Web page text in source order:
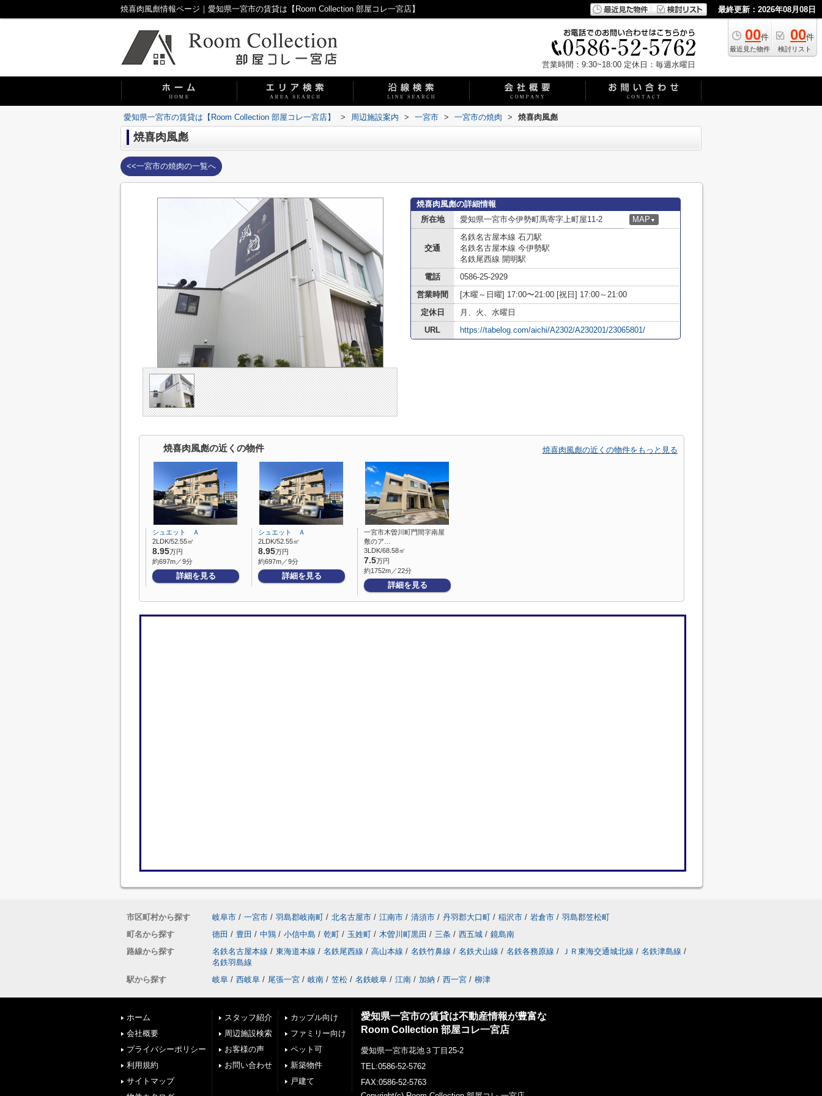
焼喜肉風彪情報ページ｜愛知県一宮市の賃貸は【Room Collection 部屋コレ一宮店】 最終更新：2026年08月08日
00件
最近見た物件
00件
検討リスト
営業時間：9:30~18:00 定休日：毎週水曜日
愛知県一宮市の賃貸は【Room Collection 部屋コレ一宮店】 > 周辺施設案内 > 一宮市 > 一宮市の焼肉 > 焼喜肉風彪
焼喜肉風彪
<<一宮市の焼肉の一覧へ
焼喜肉風彪の詳細情報
所在地
愛知県一宮市今伊勢町馬寄字上町屋11-2 MAP ▼
交通
名鉄名古屋本線 石刀駅
名鉄名古屋本線 今伊勢駅
名鉄尾西線 開明駅
電話
0586-25-2929
営業時間
[木曜～日曜] 17:00〜21:00 [祝日] 17:00～21:00
定休日
月、火、水曜日
URL
https://tabelog.com/aichi/A2302/A230201/23065801/
焼喜肉風彪の近くの物件 焼喜肉風彪の近くの物件をもっと見る
シュエット Ａ
2LDK/52.55㎡
8.95万円
約697m／9分
詳細を見る
シュエット Ａ
2LDK/52.55㎡
8.95万円
約697m／9分
詳細を見る
一宮市木曽川町門間字南屋
敷のア…
3LDK/68.58㎡
7.5万円
約1752m／22分
詳細を見る
市区町村から探す 岐阜市 / 一宮市 / 羽島郡岐南町 / 北名古屋市 / 江南市 / 清須市 / 丹羽郡大口町 / 稲沢市 / 岩倉市 / 羽島郡笠松町
町名から探す
徳田 / 豊田 / 中鶉 / 小信中島 / 乾町 / 玉姓町 / 木曽川町黒田 / 三条 / 西五城 / 鏡島南
路線から探す
名鉄名古屋本線 / 東海道本線 / 名鉄尾西線 / 高山本線 / 名鉄竹鼻線 / 名鉄犬山線 / 名鉄各務原線 / ＪＲ東海交通城北線 / 名鉄津島線 /
名鉄羽島線
駅から探す
岐阜 / 西岐阜 / 尾張一宮 / 岐南 / 笠松 / 名鉄岐阜 / 江南 / 加納 / 西一宮 / 柳津
ホーム
会社概要
プライバシーポリシー
利用規約
サイトマップ
スタッフ紹介
周辺施設検索
お客様の声
お問い合わせ
カップル向け
ファミリー向け
ペット可
新築物件
戸建て
愛知県一宮市の賃貸は不動産情報が豊富な
Room Collection 部屋コレ一宮店
愛知県一宮市花池３丁目25-2
TEL:0586-52-5762
FAX:0586-52-5763